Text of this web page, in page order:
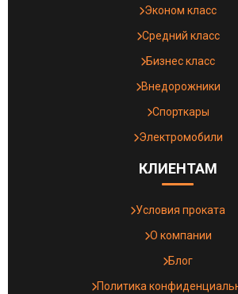
Эконом класс
Средний класс
Бизнес класс
Внедорожники
Спорткары
Электромобили
КЛИЕНТАМ
Условия проката
О компании
Блог
Политика